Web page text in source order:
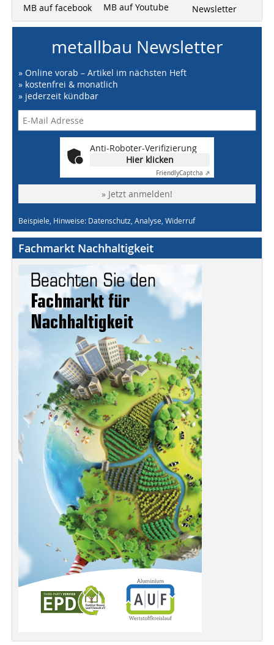
MB auf facebook MB auf Youtube Newsletter
metallbau Newsletter
» Online vorab – Artikel im nächsten Heft
» kostenfrei & monatlich
» jederzeit kündbar
Anti-Roboter-Verifizierung
Hier klicken
FriendlyCaptcha ⇗
» Jetzt anmelden!
Beispiele, Hinweise: Datenschutz, Analyse, Widerruf
Fachmarkt Nachhaltigkeit